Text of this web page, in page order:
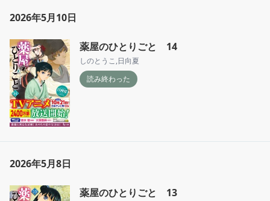
2026年5月10日
薬屋のひとりごと 14
しのとうこ ,日向夏
読み終わった
2026年5月8日
薬屋のひとりごと 13